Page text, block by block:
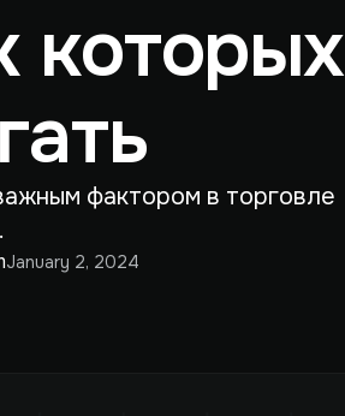
которых
фактором в торговле
January 2, 2024